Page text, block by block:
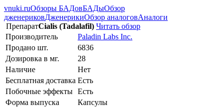
vnuki.ruОбзоры БАДовБАДыОбзор
дженериковДженерикиОбзор аналоговАналоги
ПрепаратCialis (Tadalafil) Читать обзор
Производитель
Paladin Labs Inc.
Продано шт.
6836
Дозировка в мг.
28
Наличие
Нет
Бесплатная доставка Есть
Побочные эффекты Есть
Форма выпуска
Капсулы